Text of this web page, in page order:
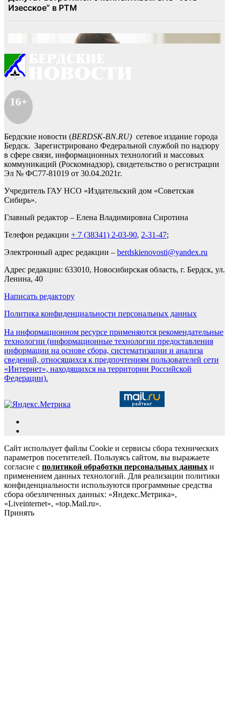
16+
Бердские новости (BERDSK-BN.RU) сетевое издание города
Бердск. Зарегистрировано Федеральной службой по надзору
в сфере связи, информационных технологий и массовых
коммуникаций (Роскомнадзор), свидетельство о регистрации
Эл № ФС77-81019 от 30.04.2021г.
Учредитель ГАУ НСО «Издательский дом «Советская
Сибирь».
Главный редактор – Елена Владимировна Сиротина
Телефон редакции + 7 (38341) 2-03-90, 2-31-47;
Электронный адрес редакции – berdskienovosti@yandex.ru
Адрес редакции: 633010, Новосибирская область, г. Бердск, ул.
Ленина, 40
Написать редактору
Политика конфиденциальности персональных данных
На информационном ресурсе применяются рекомендательные
технологии (информационные технологии предоставления
информации на основе сбора, систематизации и анализа
сведений, относящихся к предпочтениям пользователей сети
«Интернет», находящихся на территории Российской
Федерации).
Сайт использует файлы Cookie и сервисы сбора технических
параметров посетителей. Пользуясь сайтом, вы выражаете
согласие с политикой обработки персональных данных и
применением данных технологий. Для реализации политики
конфиденциальности используются программные средства
сбора обезличенных данных: «Яндекс.Метрика»,
«Liveinternet», «top.Mail.ru».
Принять